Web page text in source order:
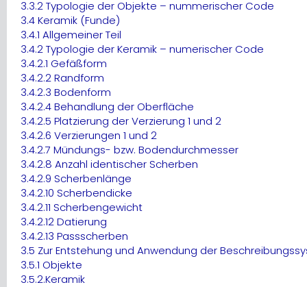
3.3.2 Typologie der Objekte – nummerischer Code
3.4 Keramik (Funde)
3.4.1 Allgemeiner Teil
3.4.2 Typologie der Keramik – numerischer Code
3.4.2.1 Gefäßform
3.4.2.2 Randform
3.4.2.3 Bodenform
3.4.2.4 Behandlung der Oberfläche
3.4.2.5 Platzierung der Verzierung 1 und 2
3.4.2.6 Verzierungen 1 und 2
3.4.2.7 Mündungs- bzw. Bodendurchmesser
3.4.2.8 Anzahl identischer Scherben
3.4.2.9 Scherbenlänge
3.4.2.10 Scherbendicke
3.4.2.11 Scherbengewicht
3.4.2.12 Datierung
3.4.2.13 Passscherben
3.5 Zur Entstehung und Anwendung der
3.5.1 Objekte
3.5.2.Keramik